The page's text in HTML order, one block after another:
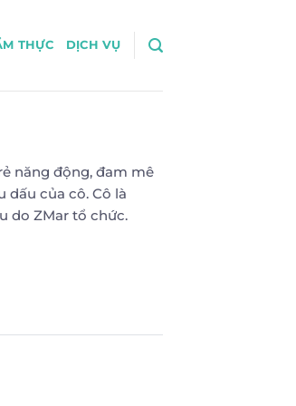
THỰC DỊCH VỤ
năng động, đam mê
dấu của cô. Cô là
do ZMar tổ chức.